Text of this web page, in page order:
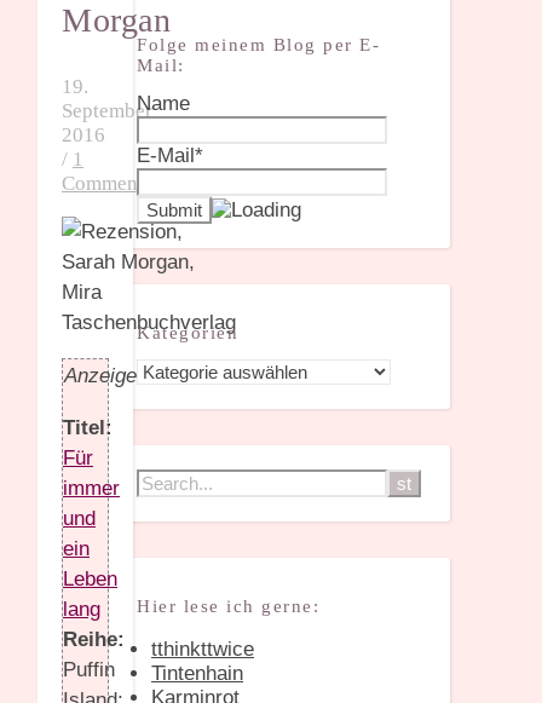
Morgan
19.
September
2016
/ 1
Comment
Anzeige
Titel:
Für
immer
und
ein
Leben
lang
Reihe:
Puffin
Folge meinem Blog per E-
Mail:
Name
E-Mail*
Kategorien
Kategorien
Hier lese ich gerne:
tthinkttwice
Tintenhain
Karminrot